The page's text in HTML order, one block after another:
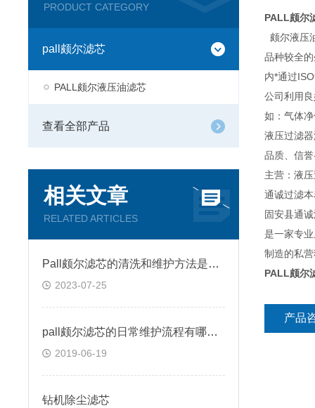
PRODUCT CATEGORY
pall颇尔滤芯
PALL颇尔液压油滤芯
查看全部产品
相关文章
RELATED ARTICLES
Pall颇尔滤芯的清洗和维护方法是什么？
2023-07-25
pall颇尔滤芯的日常维护流程有哪些呢？
2019-06-19
钻机除尘滤芯
PALL颇尔
颇尔液压
品种较全
内*通过
公司利用
如：气体
液压过滤
品质、信
主营：液
通诚过滤
固安县通
是一家专
制造的私
PALL颇尔
产品